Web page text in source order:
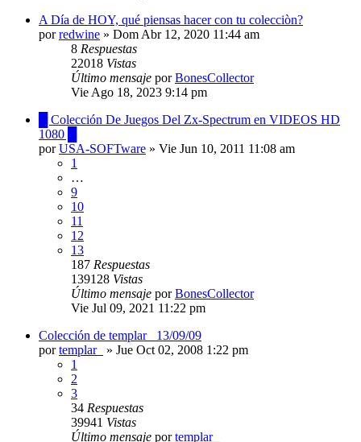
A Día de HOY, qué piensas hacer con tu colecciòn?
porredwine » Dom Abr 12, 2020 11:44 am
8 Respuestas
22018 Vistas
Último mensaje porBonesCollector
Vie Ago 18, 2023 9:14 pm
█ Colección De Juegos Del Zx-Spectrum en VIDEOS HD
1080 █
porUSA-SOFTware » Vie Jun 10, 2011 11:08 am
1
…
9
10
11
12
13
187 Respuestas
139128 Vistas
Último mensaje porBonesCollector
Vie Jul 09, 2021 11:22 pm
Colección de templar_ 13/09/09
portemplar_ » Jue Oct 02, 2008 1:22 pm
1
2
3
34 Respuestas
39941 Vistas
Último mensaje portemplar_